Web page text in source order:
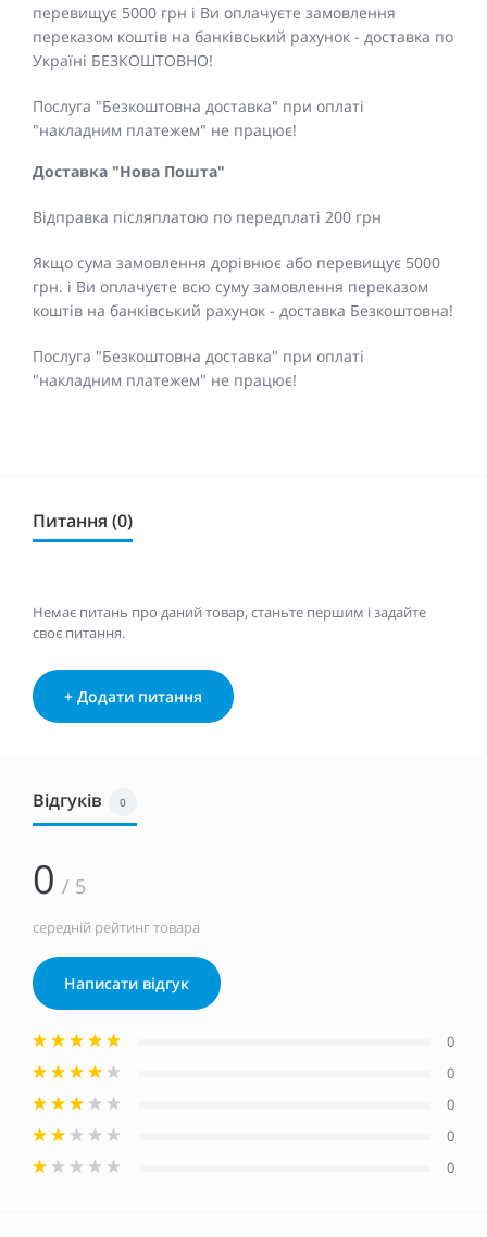
перевищує 5000 грн і Ви оплачуєте замовлення
переказом коштів на банківський рахунок - доставка по
Україні БЕЗКОШТОВНО!
Послуга "Безкоштовна доставка" при оплаті
"накладним платежем" не працює!
Доставка "Нова Пошта"
Відправка післяплатою по передплаті 200 грн
Якщо сума замовлення дорівнює або перевищує 5000
грн. і Ви оплачуєте всю суму замовлення переказом
коштів на банківський рахунок - доставка Безкоштовна!
Послуга "Безкоштовна доставка" при оплаті
"накладним платежем" не працює!
Питання (0)
Немає питань про даний товар, станьте першим і задайте
своє питання.
+ Додати питання
Відгуків 0
0 / 5
середній рейтинг товара
Написати відгук
0
0
0
0
0